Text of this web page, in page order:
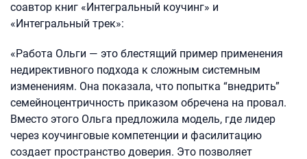
соавтор книг «Интегральный коучинг» и
«Интегральный трек»:
«Работа Ольги — это блестящий пример применения
недирективного подхода к сложным системным
изменениям. Она показала, что попытка “внедрить”
семейноцентричность приказом обречена на провал.
Вместо этого Ольга предложила модель, где лидер
через коучинговые компетенции и фасилитацию
создает пространство доверия. Это позволяет